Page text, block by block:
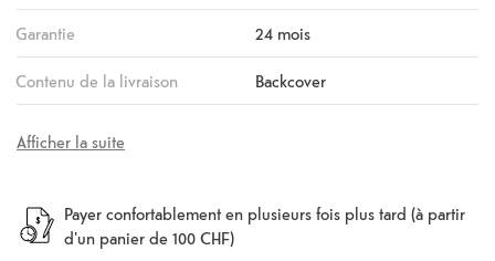
Garantie 24 mois
Contenu de la livraison Backcover
Afficher la suite
Payer confortablement en plusieurs fois plus tard (à partir
d'un panier de 100 CHF)